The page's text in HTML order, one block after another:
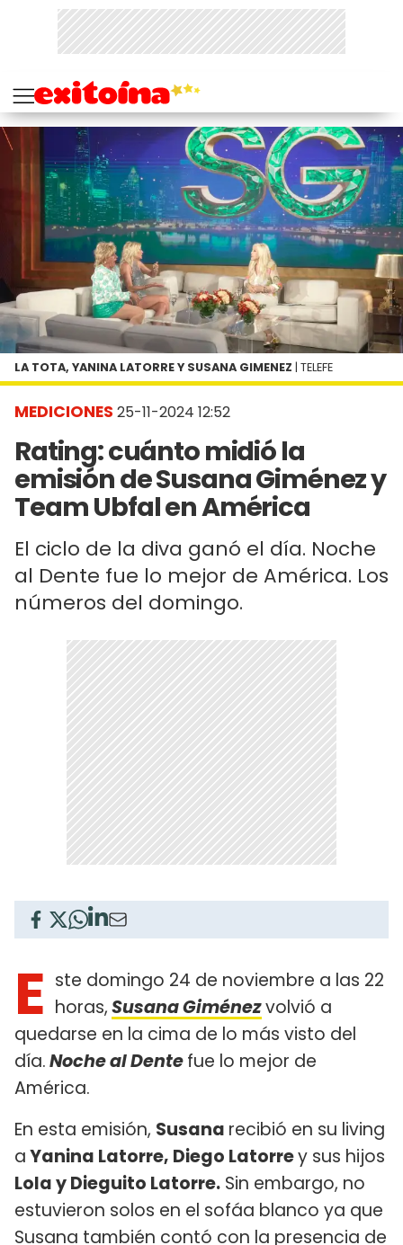
MEDICIONES 25-11-2024 12:52
Rating: cuánto midió la
emisión de Susana Giménez y
Team Ubfal en América
El ciclo de la diva ganó el día. Noche
al Dente fue lo mejor de América. Los
números del domingo.
LA TOTA, YANINA LATORRE Y SUSANA GIMENEZ | TELEFE
E ste domingo 24 de noviembre a las 22
horas,Susana Giménezvolvió a
quedarse en la cima de lo más visto del
día.Noche al Dentefue lo mejor de
América.
En esta emisión, Susana recibió en su living
aYanina Latorre, Diego Latorrey sus hijos
Lola y Dieguito Latorre. Sin embargo, no
estuvieron solos en el sofáa blanco ya que
Susana también contó con la presencia de